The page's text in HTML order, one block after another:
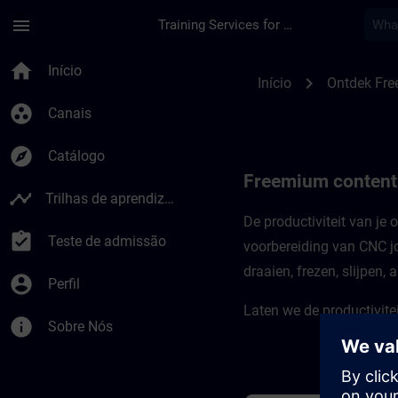
menu Training Services for Digital Industries
home Início
group_work Canais
explore Catálogo
timeline Trilhas de aprendizagem
assignment_turned_in Teste de admissão
account_circle Perfil
info Sobre Nós
Início chevron_right Ontdek
Freemium
De productiviteit van je
voorbereiding van CNC
draaien, frezen, slijpen,
Laten we de